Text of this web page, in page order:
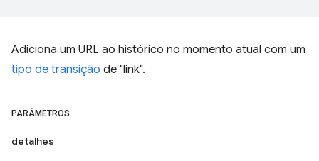
Adiciona um URL ao histórico no momento atual com um
tipo de transição de "link".
PARÂMETROS
detalhes